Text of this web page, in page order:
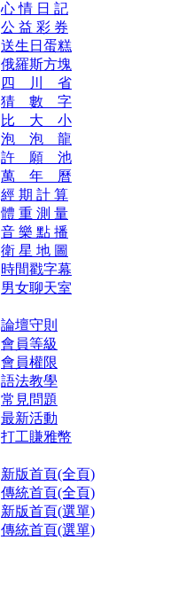
心 情 日 記
公 益 彩 券
送生日蛋糕
俄羅斯方塊
四 川 省
猜 數 字
比 大 小
泡 泡 龍
許 願 池
萬 年 曆
經 期 計 算
體 重 測 量
音 樂 點 播
衛 星 地 圖
時間戳字幕
男女聊天室
論壇守則
會員等級
會員權限
語法教學
常見問題
最新活動
打工賺雅幣
新版首頁(全頁)
傳統首頁(全頁)
新版首頁(選單)
傳統首頁(選單)